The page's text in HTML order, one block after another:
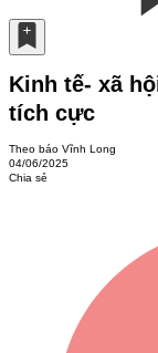
Kinh tế- xã
tích cực
Theo báo Vĩnh Long
04/06/2025
Chia sẻ